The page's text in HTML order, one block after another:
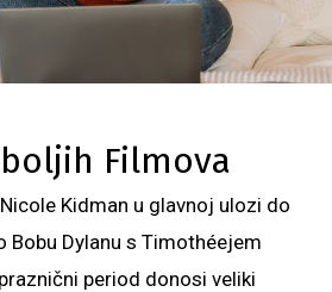
Filmova
Kidman u glavnoj ulozi do
Dylanu s Timothéejem
period donosi veliki